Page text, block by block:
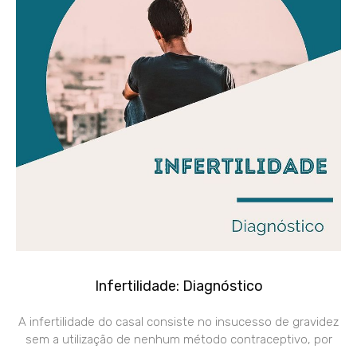
Infertilidade: Diagnóstico
A infertilidade do casal consiste no insucesso de gravidez
sem a utilização de nenhum método contraceptivo, por